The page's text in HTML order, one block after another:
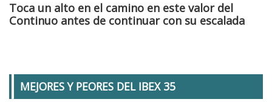
Toca un alto en el camino en este valor del
Continuo antes de continuar con su escalada
MEJORES Y PEORES DEL IBEX 35